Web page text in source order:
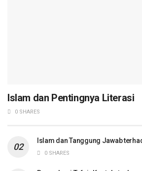
Islam dan Pentingnya Literasi
0 SHARES
Islam dan Tanggung Jawab
0 SHARES